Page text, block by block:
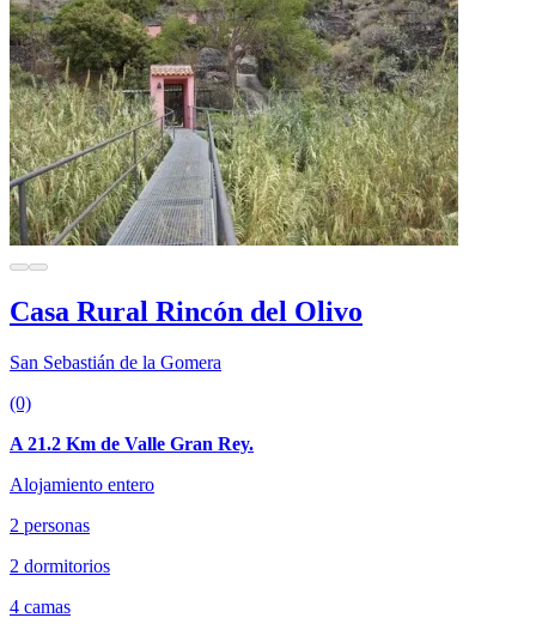
Casa Rural Rincón del Olivo
San Sebastián de la Gomera
(0)
A 21.2 Km de Valle Gran Rey.
Alojamiento entero
2 personas
2 dormitorios
4 camas